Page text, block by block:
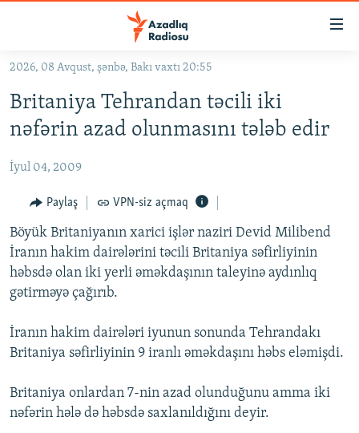
Əsas
qayıt
Əsas
qayıt
#ƏSLINDƏ
FƏRQƏ BAX
QANUNI DOĞRU
ARAŞDIRMA
MULTIMEDIA
FOTOQALEREYA
KARIKATURA
OXU ZALI
İSLAM VƏ DEMOKRATIYA
HAQQIMIZDA
PEŞƏ ETIKASI VƏ JURNALISTIKA STANDARTLARIMIZ
BIZI IZLƏ
2026, 08 Avqust, şənbə, Bakı vaxtı 20:55
Britaniya Tehrandan təcili iki
nəfərin azad olunmasını tələb edir
İyul 04, 2009
Paylaş VPN-siz açmaq
Böyük Britaniyanın xarici işlər naziri Devid Milibend
İranın hakim dairələrini təcili Britaniya səfirliyinin
həbsdə olan iki yerli əməkdaşının taleyinə aydınlıq
gətirməyə çağırıb.
İranın hakim dairələri iyunun sonunda Tehrandakı
Britaniya səfirliyinin 9 iranlı əməkdaşını həbs eləmişdi.
Britaniya onlardan 7-nin azad olunduğunu amma iki
nəfərin hələ də həbsdə saxlanıldığını deyir.